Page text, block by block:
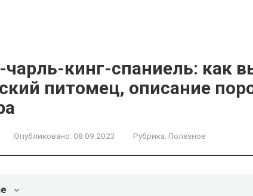
чарль-кинг-спаниель: как
питомец, описание
Опубликовано: 08.09.2023 Рубрика: Полезное